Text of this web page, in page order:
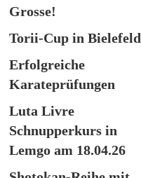
Grosse!
Torii-Cup in Bielefeld
Erfolgreiche
Karateprüfungen
Luta Livre
Schnupperkurs in
Lemgo am 18.04.26